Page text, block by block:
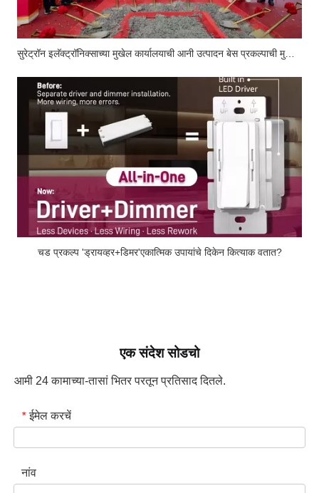
सुरेट्रॉन इलॅक्ट्रॉनिक्साच्या मुखेल कार्यालयाची आनी उत्पादन बेस प्रकल्पाची मुखेल रचणूक येसस्वीपणान पुराय जाल्या.
चड प्रकल्प 'ड्रायव्हर+डिमर'एकात्मिक उपायांचे दिकेन कित्याक वतात?
एक संदेश सोडचो
आमी 24 कामाच्या-तासां भितर परतून प्रतिसाद दितले.
* ईमेल करचें
नांव